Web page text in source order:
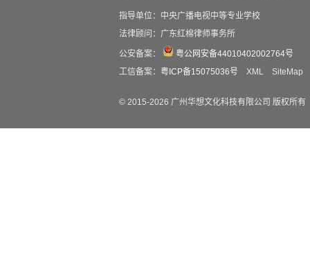
指导单位：中央广播电视中等专业学校
法律顾问：广东红棉律师事务所
公安备案：
粤公网安备44010402002764号
工信备案： 粤ICP备15075036号 XML SiteMap
© 2015-2026 广州华想文化科技有限公司 版权所有